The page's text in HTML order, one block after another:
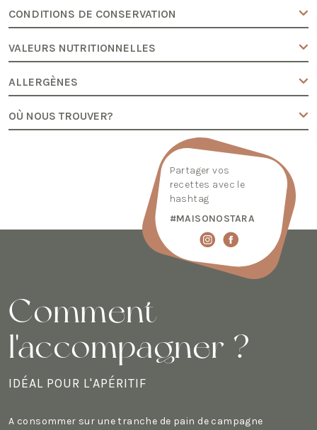
CONDITIONS DE CONSERVATION
VALEURS NUTRITIONNELLES
ALLERGÈNES
OÙ NOUS TROUVER?
Partager vos
recettes avec le
hashtag
#MAISONOSTARA
Comment
l'accompagner ?
IDÉAL POUR L'APÉRITIF
A consommer sur une tranche de pain de campagne